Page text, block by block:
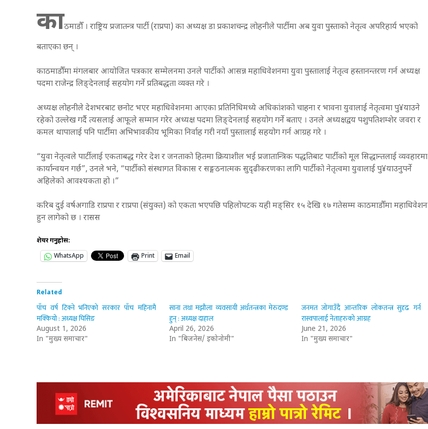
काठमाडौँ । राष्ट्रिय प्रजातन्त्र पार्टी (राप्रपा) का अध्यक्ष डा प्रकाशचन्द्र लोहनीले पार्टीमा अब युवा पुस्ताको नेतृत्व अपरिहार्य भएको
बताएका छन् ।
काठमाडौँमा मंगलबार आयोजित पत्रकार सम्मेलनमा उनले पार्टीको आसन्न महाधिवेशनमा युवा पुस्तालाई नेतृत्व हस्तानन्तरण गर्न अध्यक्ष
पदमा राजेन्द्र लिङ्देनलाई सहयोग गर्ने प्रतिबद्धता व्यक्त गरे ।
अध्यक्ष लोहनीले देशभरबाट छनोट भएर महाधिवेशनमा आएका प्रतिनिधिमध्ये अधिकांशको चाहना र भावना युवालाई नेतृत्वमा पु¥याउने
रहेको उल्लेख गर्दै त्यसलाई आफूले सम्मान गरेर अध्यक्ष पदमा लिङ्देनलाई सहयोग गर्ने बताए । उनले अध्यक्षद्वय पशुपतिशम्शेर जवरा र
कमल थापालाई पनि पार्टीमा अभिभावकीय भूमिका निर्वाह गरी नयाँ पुस्तालाई सहयोग गर्न आग्रह गरे ।
“युवा नेतृत्वले पार्टीलाई एकताबद्ध गरेर देश र जनताको हितमा क्रियाशील भई प्रजातान्त्रिक पद्धतिबाट पार्टीको मूल सिद्धान्तलाई व्यवहारमा
कार्यान्वयन गर्छ”, उनले भने, “पार्टीको संस्थागत विकास र सङ्गठनात्मक सुदृढीकरणका लागि पार्टीको नेतृत्वमा युवालाई पु¥याउनुपर्ने
अहिलेको आवश्यकता हो ।”
करिब दुई वर्षअगाडि राप्रपा र राप्रपा (संयुक्त) को एकता भएपछि पहिलोपटक यही मङ्सिर १५ देखि १७ गतेसम्म काठमाडौँमा महाधिवेशन
हुन लागेको छ । रासस
शेयर गर्नुहोस:
WhatsApp
Print Email
Related
पाँच वर्ष टिक्ने भनिएको सरकार पाँच महिनामै
मक्कियो : अध्यक्ष घिसिङ
August 1, 2026
In "मुख्य समाचार"
साना तथा मझौला व्यवसायी अर्थतन्त्रका मेरुदण्ड
हुन् : अध्यक्ष दाहाल
April 26, 2026
In "बिजनेस/ इकोनोमी"
जनमत जोगाउँदै आन्तरिक लोकतन्त्र सुदृढ गर्न
रास्वपालाई नेताहरुको आग्रह
June 21, 2026
In "मुख्य समाचार"